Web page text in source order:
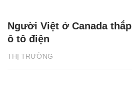
THỊ TRƯỜNG
Người Việt ở Canada
ô tô điện